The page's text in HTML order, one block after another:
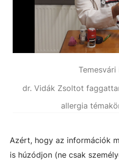
Temesvári
dr. Vidák Zsoltot
allergia
Azért, hogy az információk
is húzódjon (ne csak